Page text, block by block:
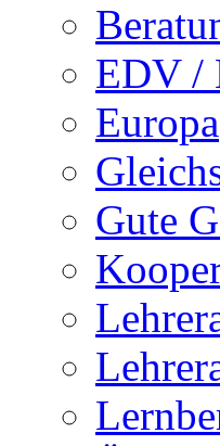
EDV /
Europa
Gute